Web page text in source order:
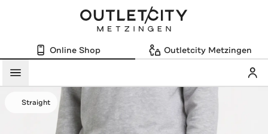
Online Shop Outletcity Metzingen
Menü
Straight